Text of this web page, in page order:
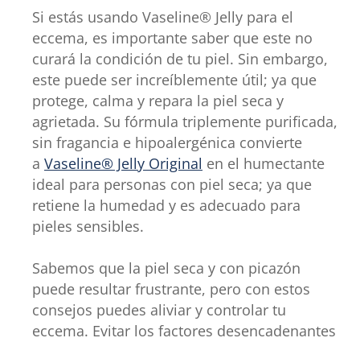
Si estás usando Vaseline® Jelly para el
eccema, es importante saber que este no
curará la condición de tu piel. Sin embargo,
este puede ser increíblemente útil; ya que
protege, calma y repara la piel seca y
agrietada. Su fórmula triplemente purificada,
sin fragancia e hipoalergénica convierte
a Vaseline® Jelly Original en el humectante
ideal para personas con piel seca; ya que
retiene la humedad y es adecuado para
pieles sensibles.
Sabemos que la piel seca y con picazón
puede resultar frustrante, pero con estos
consejos puedes aliviar y controlar tu
eccema. Evitar los factores desencadenantes